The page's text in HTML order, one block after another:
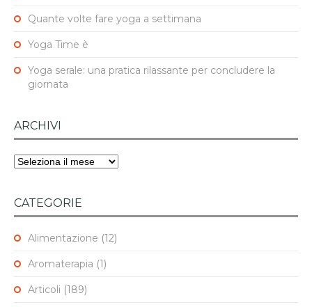
Quante volte fare yoga a settimana
Yoga Time è
Yoga serale: una pratica rilassante per concludere la
giornata
ARCHIVI
Archivi
CATEGORIE
Alimentazione (12)
Aromaterapia (1)
Articoli (189)